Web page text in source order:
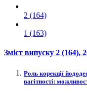
2 (164)
1 (163)
Зміст випуску 2 (164),
Роль корекції
вагітності: